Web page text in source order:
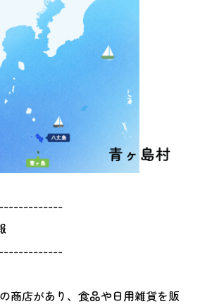
商店があり、食品や日用雑貨を販